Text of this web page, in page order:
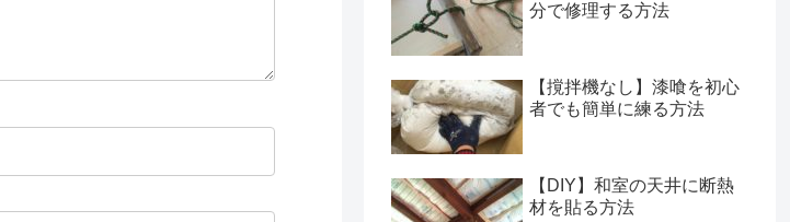
分で修理する方法
【撹拌機なし】漆喰を初心
者でも簡単に練る方法
【DIY】和室の天井に断熱
材を貼る方法